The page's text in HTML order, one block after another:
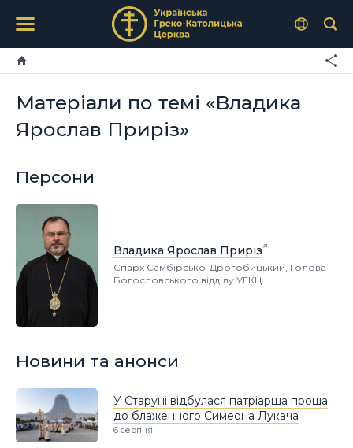
Матеріали по темі «Владика
Ярослав Приріз»
Персони
Владика Ярослав Приріз
Єпарх Самбірсько-Дрогобицький, Голова
Богословського відділу УГКЦ
Новини та анонси
У Старуні відбулася патріарша проща
до блаженного Симеона Лукача
6 серпня